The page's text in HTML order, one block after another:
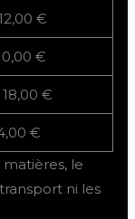
€
€
€
€
le
ni les